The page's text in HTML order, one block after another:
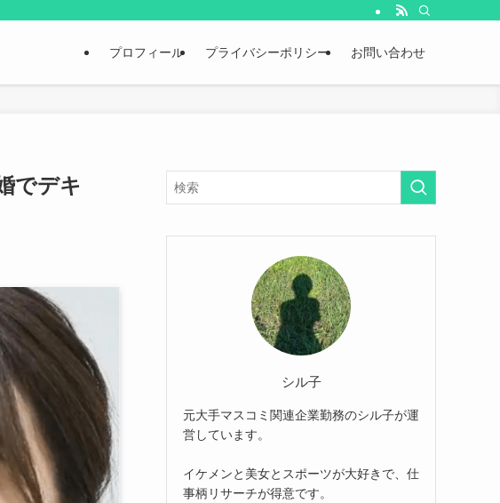
プロフィール プライバシーポリシー お問い合わせ
でデキ
シル子
元大手マスコミ関連企業勤務のシル子が運
営しています。
イケメンと美女とスポーツが大好きで、仕
事柄リサーチが得意です。